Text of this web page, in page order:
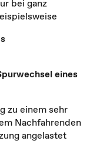
bei ganz
eines
zu einem sehr
Nachfahrenden
angelastet